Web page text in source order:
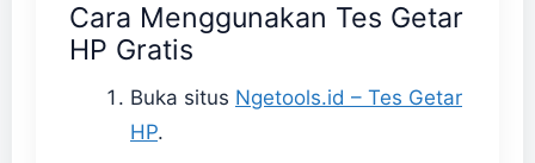
Cara Menggunakan Tes Getar
HP Gratis
Buka situs Ngetools.id – Tes Getar
HP.